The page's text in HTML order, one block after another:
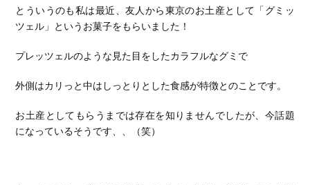
とういうのも私は最近、友人から東京のお土産として「グミッ
ツェル」というお菓子をもらいました！
プレッツェルのような見た目をしたカラフルなグミで
外側はカリっと中はしっとりとした食感が特徴とのことです。
お土産としてもらうまでは存在を知りませんでしたが、今話題
になっているそうです、、（笑）